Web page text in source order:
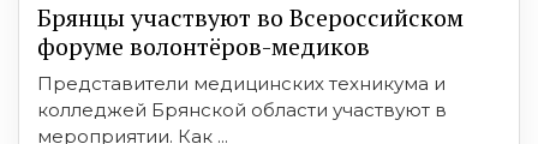
Брянцы участвуют во Всероссийском
форуме волонтёров-медиков
Представители медицинских техникума и
колледжей Брянской области участвуют в
мероприятии. Как ...